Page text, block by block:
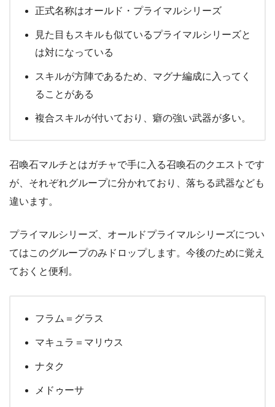
正式名称はオールド・プライマルシリーズ
見た目もスキルも似ているプライマルシリーズと
は対になっている
スキルが方陣であるため、マグナ編成に入ってく
ることがある
複合スキルが付いており、癖の強い武器が多い。
召喚石マルチとはガチャで手に入る召喚石のクエストです
が、それぞれグループに分かれており、落ちる武器なども
違います。
プライマルシリーズ、オールドプライマルシリーズについ
てはこのグループのみドロップします。今後のために覚え
ておくと便利。
フラム＝グラス
マキュラ＝マリウス
ナタク
メドゥーサ